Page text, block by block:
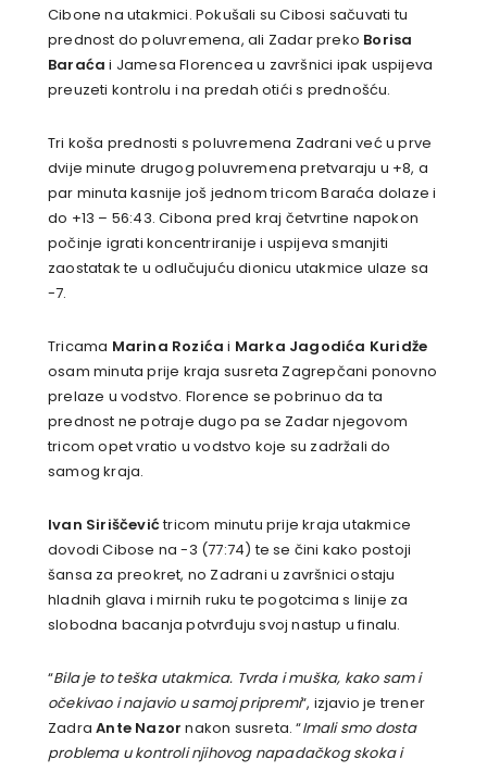
Cibone na utakmici. Pokušali su Cibosi sačuvati tu
prednost do poluvremena, ali Zadar preko Borisa
Baraća i Jamesa Florencea u završnici ipak uspijeva
preuzeti kontrolu i na predah otići s prednošću.
Tri koša prednosti s poluvremena Zadrani već u prve
dvije minute drugog poluvremena pretvaraju u +8, a
par minuta kasnije još jednom tricom Baraća dolaze i
do +13 – 56:43. Cibona pred kraj četvrtine napokon
počinje igrati koncentriranije i uspijeva smanjiti
zaostatak te u odlučujuću dionicu utakmice ulaze sa
-7.
Tricama Marina Rozića i Marka Jagodića Kuridže
osam minuta prije kraja susreta Zagrepčani ponovno
prelaze u vodstvo. Florence se pobrinuo da ta
prednost ne potraje dugo pa se Zadar njegovom
tricom opet vratio u vodstvo koje su zadržali do
samog kraja.
Ivan Siriščevićtricom minutu prije kraja utakmice
dovodi Cibose na -3 (77:74) te se čini kako postoji
šansa za preokret, no Zadrani u završnici ostaju
hladnih glava i mirnih ruku te pogotcima s linije za
slobodna bacanja potvrđuju svoj nastup u finalu.
“Bila je to teška utakmica. Tvrda i muška, kako sam i
očekivao i najavio u samoj pripremi“, izjavio je trener
ZadraAnte Nazor nakon susreta. “Imali smo dosta
problema u kontroli njihovog napadačkog skoka i